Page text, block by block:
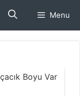
Menu
Boyu Var